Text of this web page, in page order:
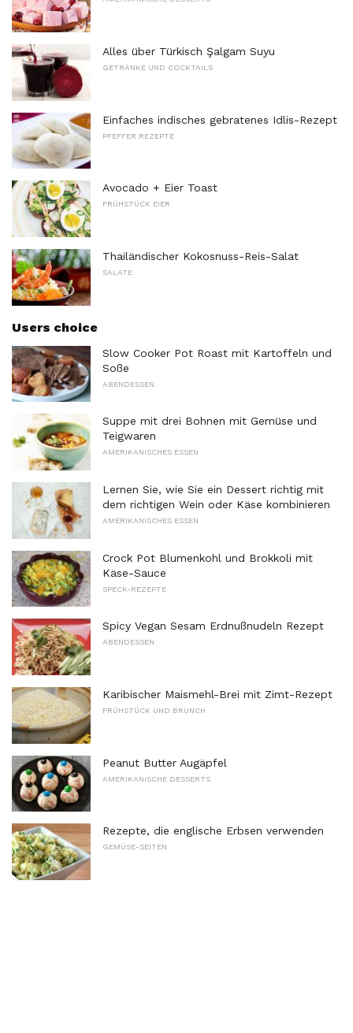
Alles über Türkisch Şalgam Suyu
GETRÄNKE UND COCKTAILS
Einfaches indisches gebratenes Idlis-Rezept
PFEFFER REZEPTE
Avocado + Eier Toast
FRÜHSTÜCK EIER
Thailändischer Kokosnuss-Reis-Salat
SALATE
Users choice
Slow Cooker Pot Roast mit Kartoffeln und
Soße
ABENDESSEN
Suppe mit drei Bohnen mit Gemüse und
Teigwaren
AMERIKANISCHES ESSEN
Lernen Sie, wie Sie ein Dessert richtig mit
dem richtigen Wein oder Käse kombinieren
AMERIKANISCHES ESSEN
Crock Pot Blumenkohl und Brokkoli mit
Käse-Sauce
SPECK-REZEPTE
Spicy Vegan Sesam Erdnußnudeln Rezept
ABENDESSEN
Karibischer Maismehl-Brei mit Zimt-Rezept
FRÜHSTÜCK UND BRUNCH
Peanut Butter Augäpfel
AMERIKANISCHE DESSERTS
Rezepte, die englische Erbsen verwenden
GEMÜSE-SEITEN